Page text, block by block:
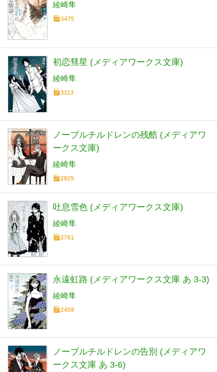
綾崎隼
3475
初恋彗星 (メディアワークス文庫)
綾崎隼
3113
ノーブルチルドレンの残酷 (メディアワ
ークス文庫)
綾崎隼
2825
吐息雪色 (メディアワークス文庫)
綾崎隼
2761
永遠虹路 (メディアワークス文庫 あ 3-3)
綾崎隼
2459
ノーブルチルドレンの告別 (メディアワ
ークス文庫 あ 3-6)